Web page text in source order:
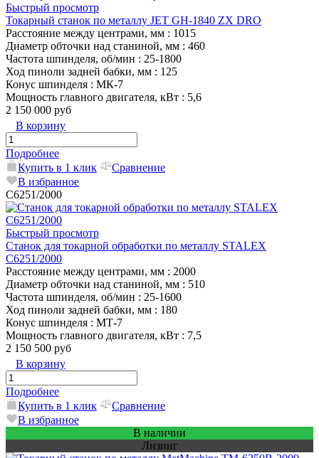
Быстрый просмотр
Токарный станок по металлу JET GH-1840 ZX DRO
Расстояние между центрами, мм : 1015
Диаметр обточки над станиной, мм : 460
Частота шпинделя, об/мин : 25-1800
Ход пиноли задней бабки, мм : 125
Конус шпинделя : МК-7
Мощность главного двигателя, кВт : 5,6
2 150 000 руб
В корзину
Подробнее
Купить в 1 клик
Сравнение
В избранное
C6251/2000
Быстрый просмотр
Станок для токарной обработки по металлу STALEX
C6251/2000
Расстояние между центрами, мм : 2000
Диаметр обточки над станиной, мм : 510
Частота шпинделя, об/мин : 25-1600
Ход пиноли задней бабки, мм : 180
Конус шпинделя : MТ-7
Мощность главного двигателя, кВт : 7,5
2 150 500 руб
В корзину
Подробнее
Купить в 1 клик
Сравнение
В избранное
В наличии
Лизинг